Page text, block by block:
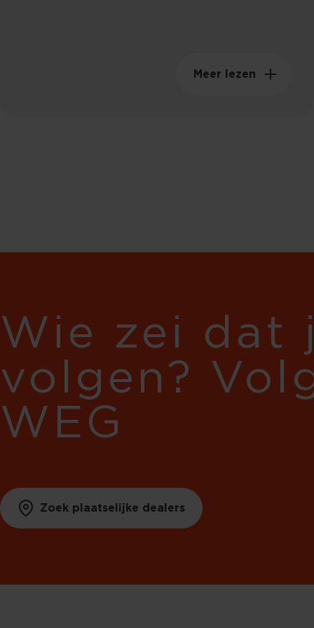
Meer lezen
Wie zei dat
volgen?
WEG
Zoek plaatselijke dealers